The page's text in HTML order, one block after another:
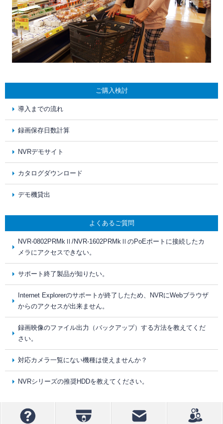
ご購入検討
導入までの流れ
録画保存日数計算
NVRデモサイト
カタログダウンロード
デモ機貸出
よくあるご質問
NVR-0802PRMkⅡ/NVR-1602PRMkⅡのPoEポートに接続したカ
メラにアクセスできない。
サポート終了製品が知りたい。
Internet Explorerのサポートが終了したため、NVRにWebブラウザ
からのアクセスが出来ません。
録画映像のファイル出力（バックアップ）する方法を教えてくだ
さい。
対応カメラ一覧にない機種は使えませんか？
NVRシリーズの推奨HDDを教えてください。